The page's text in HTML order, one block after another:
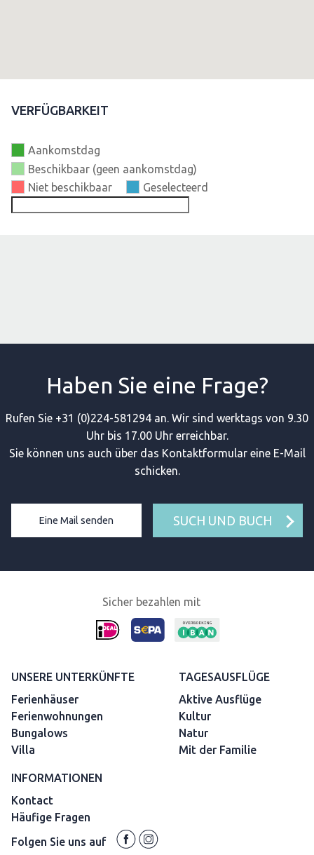
VERFÜGBARKEIT
Aankomstdag
Beschikbaar (geen aankomstdag)
Niet beschikbaar
Geselecteerd
Haben Sie eine Frage?
Rufen Sie +31 (0)224-581294 an. Wir sind werktags von 9.30
Uhr bis 17.00 Uhr erreichbar.
Sie können uns auch über das Kontaktformular eine E-Mail
schicken.
Eine Mail senden SUCH UND BUCH
Sicher bezahlen mit
UNSERE UNTERKÜNFTE
Ferienhäuser
Ferienwohnungen
Bungalows
Villa
TAGESAUSFLÜGE
Aktive Ausflüge
Kultur
Natur
Mit der Familie
INFORMATIONEN
Kontact
Häufige Fragen
Folgen Sie uns auf